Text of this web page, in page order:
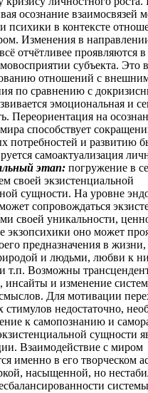
осознание взаимосвязей
психики в контексте
Изменения в
отчётливее проявляются в
субъекта. Это
отношений с
по сравнению с
эмоциональная и
Переориентация на
способствует
потребностей и развитию
самоактуализация
этап: погружение в
своей экзистенциальной
сущности. На уровне
сопровождаться
своей уникальности,
экзопсихики оно может
предназначения в
и людьми, любви к
т.п. Возможны
инсайты и изменение
Для мотивации
стимулов недостаточно,
к самопознанию и
сущности
Взаимодействие с миром
именно в его творческом
насыщенной, но